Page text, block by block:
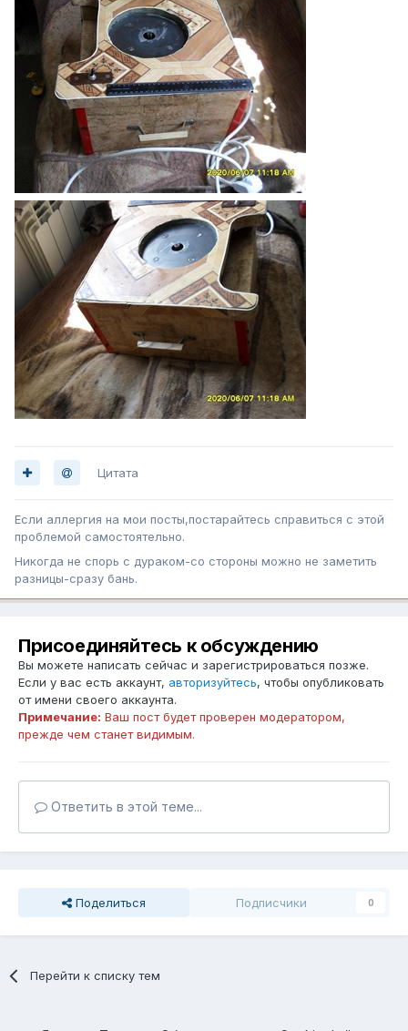
Цитата
Если аллергия на мои посты,постарайтесь справиться с этой
проблемой самостоятельно.
Никогда не спорь с дураком-со стороны можно не заметить
разницы-сразу бань.
Присоединяйтесь к обсуждению
Вы можете написать сейчас и зарегистрироваться позже.
Если у вас есть аккаунт, авторизуйтесь, чтобы опубликовать
от имени своего аккаунта.
Примечание: Ваш пост будет проверен модератором,
прежде чем станет видимым.
Ответить в этой теме...
Поделиться Подписчики 0
Перейти к списку тем